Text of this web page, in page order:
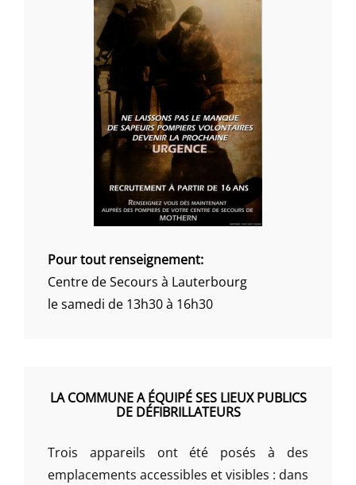
Pour tout renseignement:
Centre de Secours à Lauterbourg
le samedi de 13h30 à 16h30
LA COMMUNE A ÉQUIPÉ SES LIEUX PUBLICS
DE DÉFIBRILLATEURS
Trois appareils ont été posés à des
emplacements accessibles et visibles : dans